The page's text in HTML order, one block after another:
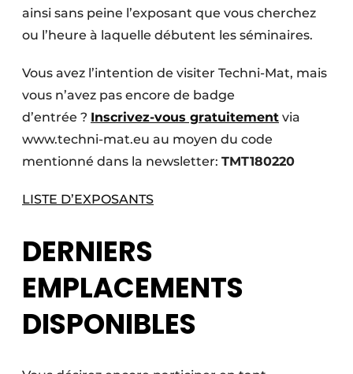
ainsi sans peine l’exposant que vous cherchez
ou l’heure à laquelle débutent les séminaires.
Vous avez l’intention de visiter Techni-Mat, mais
vous n’avez pas encore de badge
d’entrée ? Inscrivez-vous gratuitement via
www.techni-mat.eu au moyen du code
mentionné dans la newsletter: TMT180220
LISTE D’EXPOSANTS
DERNIERS
EMPLACEMENTS
DISPONIBLES